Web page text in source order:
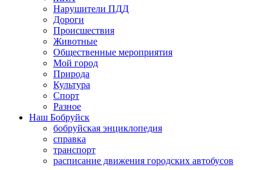
Нарушители ПДД
Дороги
Происшествия
Животные
Общественные мероприятия
Мой город
Природа
Культура
Спорт
Разное
Наш Бобруйск
бобруйская энциклопедия
справка
транспорт
расписание движения городских автобусов